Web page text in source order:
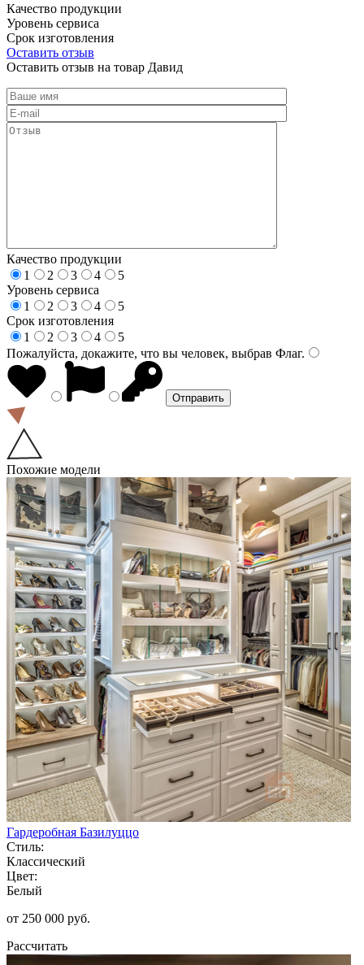
Качество продукции
Уровень сервиса
Срок изготовления
Оставить отзыв
Оставить отзыв на товар Давид
Качество продукции
1
2 3 4
5
Уровень сервиса
1
2 3 4
5
Срок изготовления
1
2 3 4
5
Пожалуйста, докажите, что вы человек, выбрав Флаг.
Похожие модели
Гардеробная Базилуццо
Стиль:
Классический
Цвет:
Белый
от 250 000 руб.
Рассчитать